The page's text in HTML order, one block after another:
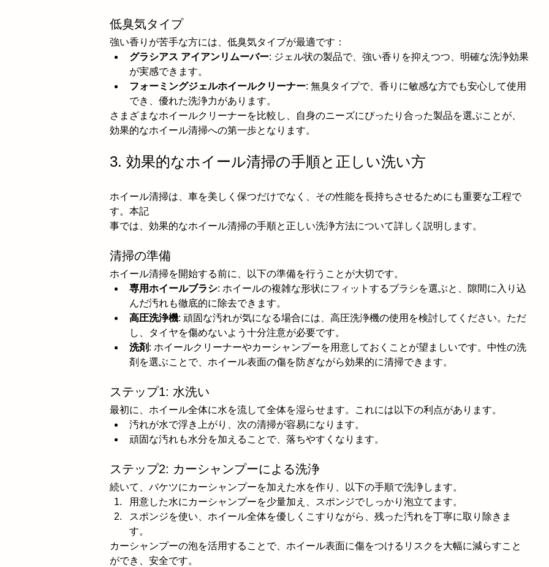
低臭気タイプ
強い香りが苦手な方には、低臭気タイプが最適です：
グラシアス アイアンリムーバー: ジェル状の製品で、強い香りを抑えつつ、明確な洗浄効果
が実感できます。
フォーミングジェルホイールクリーナー: 無臭タイプで、香りに敏感な方でも安心して使用
でき、優れた洗浄力があります。
さまざまなホイールクリーナーを比較し、自身のニーズにぴったり合った製品を選ぶことが、
効果的なホイール清掃への第一歩となります。
3. 効果的なホイール清掃の手順と正しい洗い方
ホイール清掃は、車を美しく保つだけでなく、その性能を長持ちさせるためにも重要な工程で
す。本記
事では、効果的なホイール清掃の手順と正しい洗浄方法について詳しく説明します。
清掃の準備
ホイール清掃を開始する前に、以下の準備を行うことが大切です。
専用ホイールブラシ: ホイールの複雑な形状にフィットするブラシを選ぶと、隙間に入り込
んだ汚れも徹底的に除去できます。
高圧洗浄機: 頑固な汚れが気になる場合には、高圧洗浄機の使用を検討してください。ただ
し、タイヤを傷めないよう十分注意が必要です。
洗剤 : ホイールクリーナーやカーシャンプーを用意しておくことが望ましいです。中性の洗
剤を選ぶことで、ホイール表面の傷を防ぎながら効果的に清掃できます。
ステップ1: 水洗い
最初に、ホイール全体に水を流して全体を湿らせます。これには以下の利点があります。
汚れが水で浮き上がり、次の清掃が容易になります。
頑固な汚れも水分を加えることで、落ちやすくなります。
ステップ2: カーシャンプーによる洗浄
続いて、バケツにカーシャンプーを加えた水を作り、以下の手順で洗浄します。
用意した水にカーシャンプーを少量加え、スポンジでしっかり泡立てます。
スポンジを使い、ホイール全体を優しくこすりながら、残った汚れを丁寧に取り除きま
す。
カーシャンプーの泡を活用することで、ホイール表面に傷をつけるリスクを大幅に減らすこと
ができ、安全です。